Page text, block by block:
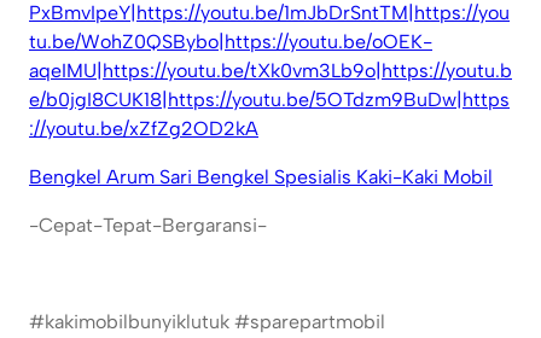
PxBmvIpeY|https://youtu.be/1mJbDrSntTM|https://you
tu.be/WohZ0QSBybo|https://youtu.be/oOEK-
aqeIMU|https://youtu.be/tXk0vm3Lb9o|https://youtu.b
e/b0jgI8CUK18|https://youtu.be/5OTdzm9BuDw|https
://youtu.be/xZfZg2OD2kA
Bengkel Arum Sari Bengkel Spesialis Kaki-Kaki Mobil
-Cepat-Tepat-Bergaransi-
#kakimobilbunyiklutuk #sparepartmobil